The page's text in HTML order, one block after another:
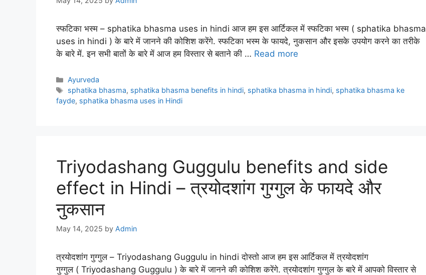
स्फटिका भस्म – sphatika bhasma uses in hindi आज हम इस आर्टिकल में स्फटिका भस्म ( sphatika bhasma
uses in hindi ) के बारे में जानने की कोशिश करेंगे. स्फटिका भस्म के फायदे, नुकसान और इसके उपयोग करने का तरीके
के बारे में. इन सभी बातों के बारे में आज हम विस्तार से बताने की … Read more
Categories
Ayurveda
Tags
sphatika bhasma, sphatika bhasma benefits in hindi, sphatika bhasma in hindi, sphatika bhasma ke
fayde, sphatika bhasma uses in Hindi
Triyodashang Guggulu benefits and side
effect in Hindi – त्रयोदशांग गुग्गुल के फायदे और
नुकसान
May 14, 2025 by Admin
त्रयोदशांग गुग्गुल – Triyodashang Guggulu in hindi दोस्तो आज हम इस आर्टिकल में त्रयोदशांग
गुग्गुल ( Triyodashang Guggulu ) के बारे में जानने की कोशिश करेंगे. त्रयोदशांग गुग्गुल के बारे में आपको विस्तार से